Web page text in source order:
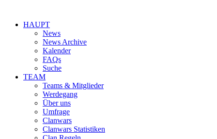
HAUPT
News
News Archive
Kalender
FAQs
Suche
TEAM
Teams & Mitglieder
Werdegang
Über uns
Umfrage
Clanwars
Clanwars Statistiken